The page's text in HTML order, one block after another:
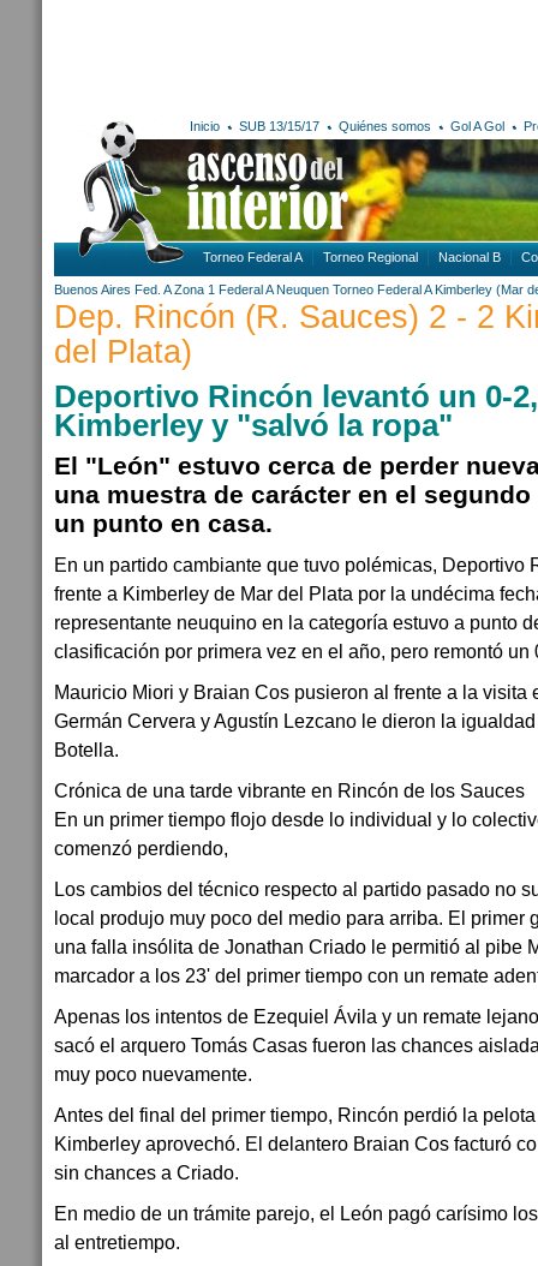
Inicio SUB 13/15/17 Quiénes somos Gol A Gol
Torneo Federal A Torneo Regional Nacional B
Buenos Aires Fed. A Zona 1 Federal A Neuquen Torneo Federal A Kimberley (Mar
Dep. Rincón (R. Sauces) 2 - 2
del Plata)
Deportivo Rincón levantó un 0-
Kimberley y "salvó la ropa"
El "León" estuvo cerca de perder
una muestra de carácter en el
un punto en casa.
En un partido cambiante que tuvo polémicas, Deportivo
frente a Kimberley de Mar del Plata por la undécima
representante neuquino en la categoría estuvo a punto
clasificación por primera vez en el año, pero remontó un
Mauricio Miori y Braian Cos pusieron al frente a la visita
Germán Cervera y Agustín Lezcano le dieron la
Botella.
Crónica de una tarde vibrante en Rincón de los Sauces
En un primer tiempo flojo desde lo individual y lo
comenzó perdiendo,
Los cambios del técnico respecto al partido pasado no
local produjo muy poco del medio para arriba. El primer
una falla insólita de Jonathan Criado le permitió al pibe
marcador a los 23' del primer tiempo con un remate
Apenas los intentos de Ezequiel Ávila y un remate
sacó el arquero Tomás Casas fueron las chances
muy poco nuevamente.
Antes del final del primer tiempo, Rincón perdió la
Kimberley aprovechó. El delantero Braian Cos facturó
sin chances a Criado.
En medio de un trámite parejo, el León pagó carísimo
al entretiempo.